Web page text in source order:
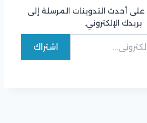
أحدث التدوينات المرسلة إلى
بريدك الإلكتروني.
اشتراك